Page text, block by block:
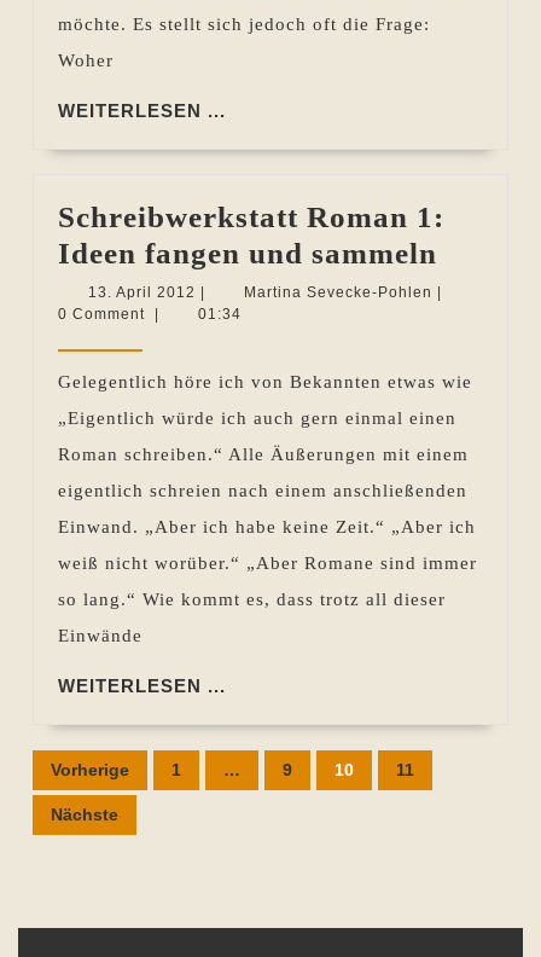
möchte. Es stellt sich jedoch oft die Frage:
Woher
WEITERLESEN ...
Schreibwerkstatt Roman 1:
Ideen fangen und sammeln
Roman
fangen
und
13. April 2012 13.
April
| Martina Sevecke-Pohlen Martina
|
0 Comment
| 01:34
Gelegentlich höre ich von Bekannten etwas wie
„Eigentlich würde ich auch gern einmal einen
Roman schreiben.“ Alle Äußerungen mit einem
eigentlich schreien nach einem anschließenden
Einwand. „Aber ich habe keine Zeit.“ „Aber ich
weiß nicht worüber.“ „Aber Romane sind immer
so lang.“ Wie kommt es, dass trotz all dieser
Einwände
WEITERLESEN ...
Seitennummerierung
der
Beiträge
Vorherige 1 … 9 10 11
Nächste